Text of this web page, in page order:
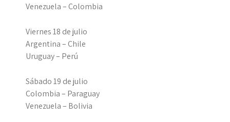
Venezuela – Colombia
Viernes 18 de julio
Argentina – Chile
Uruguay – Perú
Sábado 19 de julio
Colombia – Paraguay
Venezuela – Bolivia